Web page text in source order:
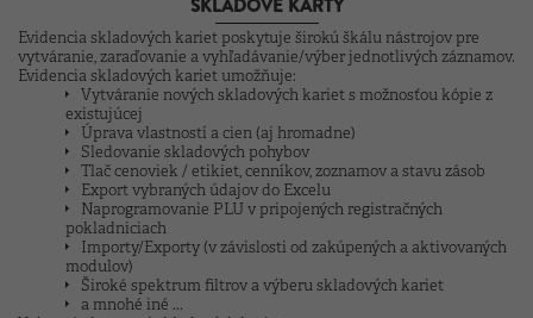
SKLADOVÉ KARTY
Evidencia skladových kariet poskytuje širokú škálu nástrojov pre
vytváranie, zaraďovanie a vyhľadávanie/výber jednotlivých záznamov.
Evidencia skladových kariet umožňuje:
Vytváranie nových skladových kariet s možnosťou kópie z
existujúcej
Úprava vlastností a cien (aj hromadne)
Sledovanie skladových pohybov
Tlač cenoviek / etikiet, cenníkov, zoznamov a stavu zásob
Export vybraných údajov do Excelu
Naprogramovanie PLU v pripojených registračných
pokladniciach
Importy/Exporty (v závislosti od zakúpených a aktivovaných
modulov)
Široké spektrum filtrov a výberu skladových kariet
a mnohé iné ...